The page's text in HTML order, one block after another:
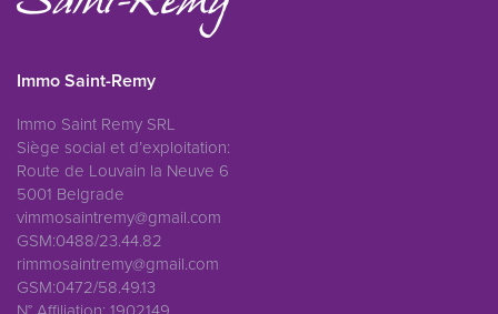
Immo Saint-Remy
Immo Saint Remy SRL
Siège social et d’exploitation:
Route de Louvain la Neuve 6
5001 Belgrade
vimmosaintremy@gmail.com
GSM:0488/23.44.82
rimmosaintremy@gmail.com
GSM:0472/58.49.13